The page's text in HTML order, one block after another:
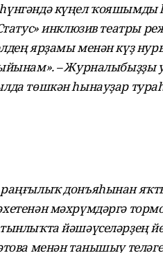
күңел ҡояшымды
инклюзив театры
ярҙамы менән күҙ
–
төшкән һынауҙар
донъяһынан
мәхрүмдәргә
йәшәүселәрҙең
менән танышыу